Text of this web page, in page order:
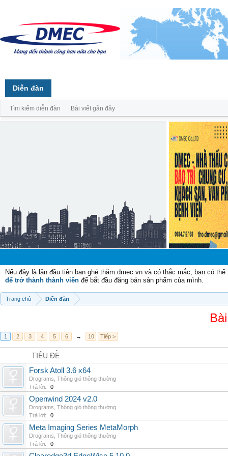
Nếu đây là lần đầu tiên bạn ghé thăm dmec.vn và có thắc mắc, bạn có
để trở thành thành viên để bắt đầu đăng bán sản phẩm của mình.
Trang chủ Diễn đàn
1 2 3 4 5 6 → 10 Tiếp >
TIÊU ĐỀ
Forsk Atoll 3.6 x64
Drograms Thông gió thông thường
Trả lời:
0
Openwind 2024 v2.0
Drograms Thông gió thông thường
Trả lời:
0
Meta Imaging Series MetaMorph
Drograms Thông gió thông thường
Trả lời:
0
Diễn đàn
Tìm kiếm diễn đàn Bài viết gần đây